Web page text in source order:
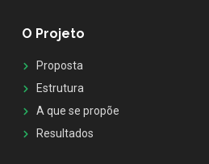
O Projeto
Proposta
Estrutura
A que se propõe
Resultados